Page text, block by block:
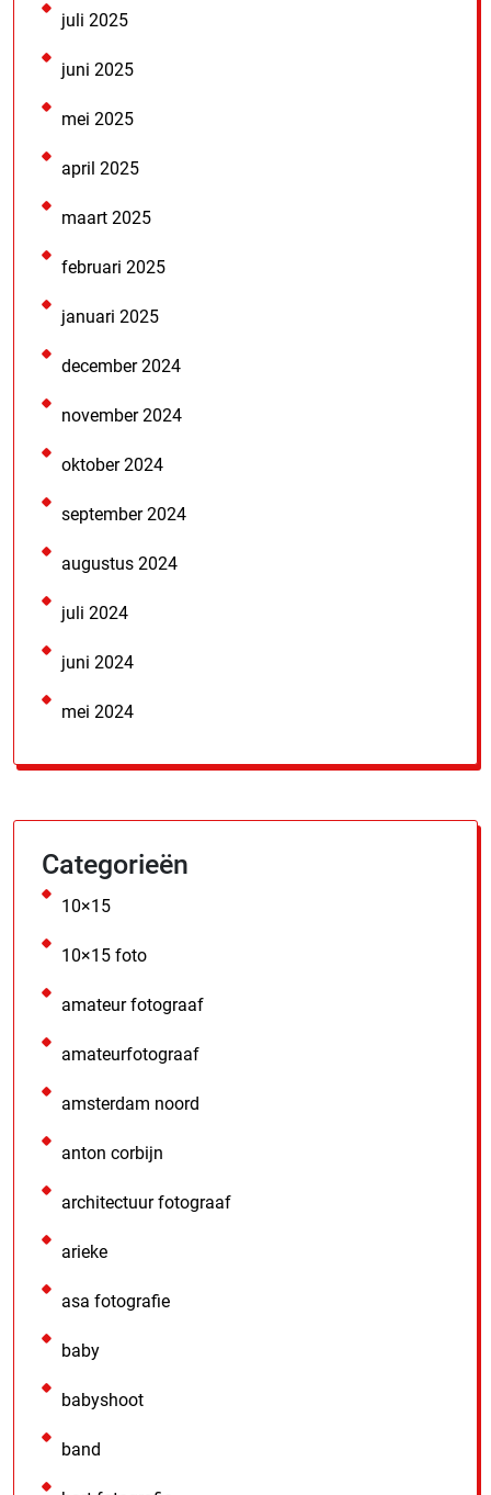
juli 2025
juni 2025
mei 2025
april 2025
maart 2025
februari 2025
januari 2025
december 2024
november 2024
oktober 2024
september 2024
augustus 2024
juli 2024
juni 2024
mei 2024
Categorieën
10×15
10×15 foto
amateur fotograaf
amateurfotograaf
amsterdam noord
anton corbijn
architectuur fotograaf
arieke
asa fotografie
baby
babyshoot
band